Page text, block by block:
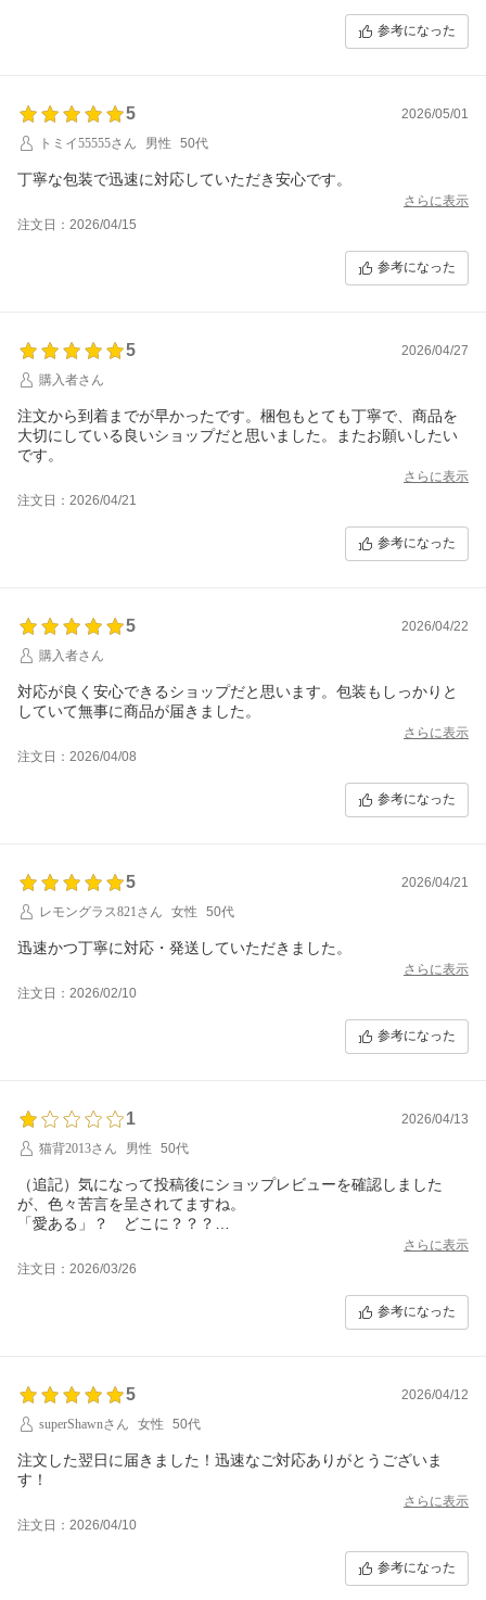
参考になった
5
2026/05/01
トミイ55555さん
男性 50代
丁寧な包装で迅速に対応していただき安心です。
さらに表示
注文日：2026/04/15
参考になった
5
2026/04/27
購入者さん
注文から到着までが早かったです。梱包もとても丁寧で、商品を
大切にしている良いショップだと思いました。またお願いしたい
です。
さらに表示
注文日：2026/04/21
参考になった
5
2026/04/22
購入者さん
対応が良く安心できるショップだと思います。包装もしっかりと
していて無事に商品が届きました。
さらに表示
注文日：2026/04/08
参考になった
5
2026/04/21
レモングラス821さん
女性 50代
迅速かつ丁寧に対応・発送していただきました。
さらに表示
注文日：2026/02/10
参考になった
1
2026/04/13
猫背2013さん
男性 50代
（追記）気になって投稿後にショップレビューを確認しました
が、色々苦言を呈されてますね。
「愛ある」？ どこに？？？
商品の購入時には価格は勿論の事、その他の要素も考慮して店舗
を選ぶ。
「セラー間の商品移動」なんてこちらは知ったことではない。
文面は決して失礼なものではかかったが、結構な時間が経過して
からの一方的なものであった。
まぁ、理由（言い訳）はあるでしょう。ただ、こういう事態にな
る可能性があるなら、最初から配達日についてはあのような表記
をするものではないでしょう。
知するだけではなく、「キャンセルなさいますか？」となぜ尋ね
ない？何故そちらの都合だけ通す？そこは非常に失礼かと強く思
さらに表示
注文日：2026/03/26
参考になった
5
2026/04/12
superShawnさん
女性 50代
注文した翌日に届きました！迅速なご対応ありがとうございま
す！
さらに表示
注文日：2026/04/10
参考になった